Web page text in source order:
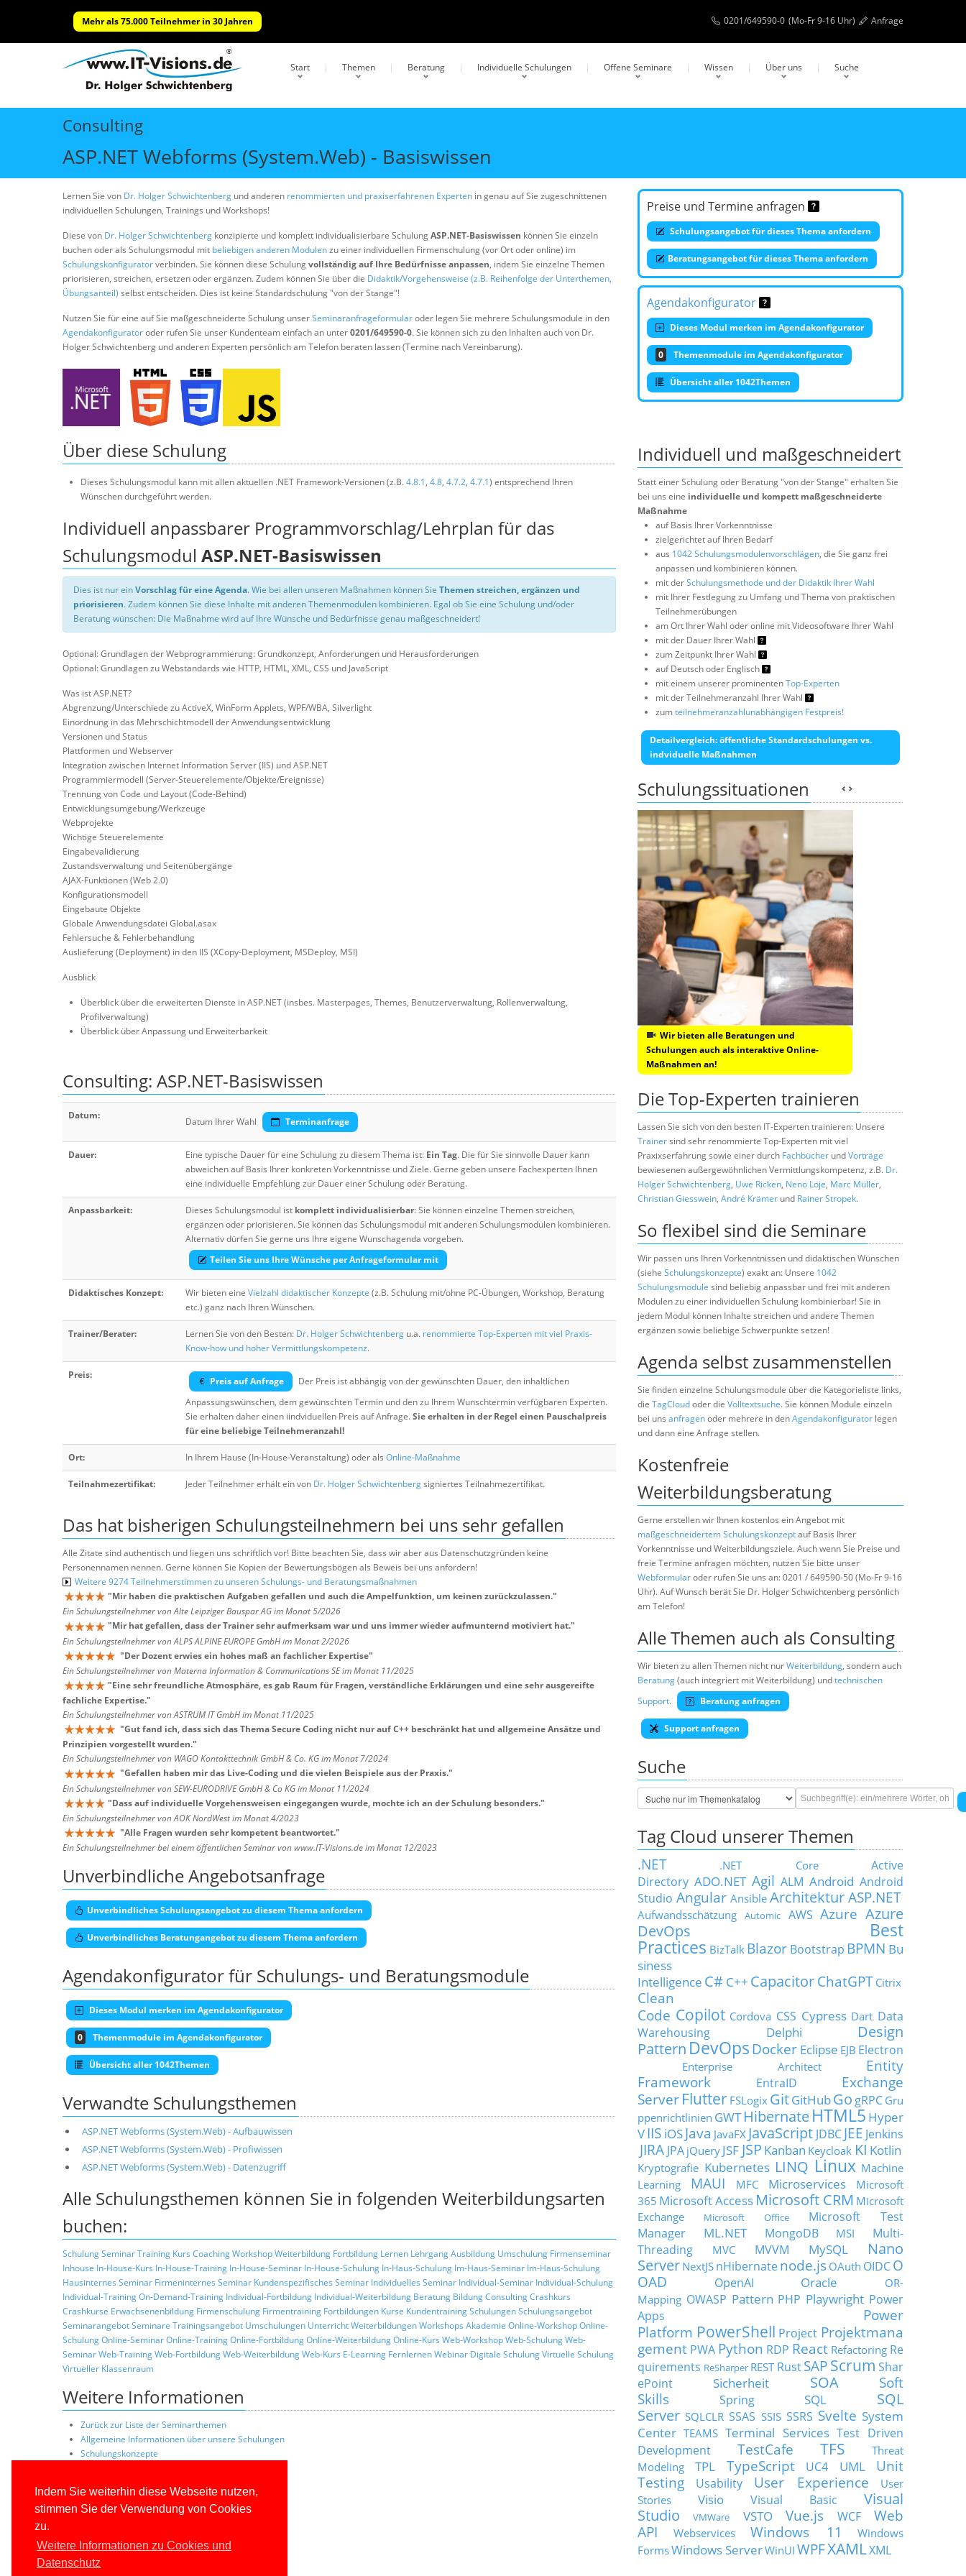
Indem Sie weiterhin diese Webseite nutzen,
stimmen Sie der Verwendung von Cookies
zu.
Weitere Informationen zu Cookies und
Datenschutz
Mehr als 75.000 Teilnehmer in 30 Jahren 0201/649590-0 (Mo-Fr 9-16 Uhr) Anfrage
Start Themen Beratung Individuelle Schulungen Offene Seminare Wissen Über uns Suche
Consulting
ASP.NET Webforms (System.Web) - Basiswissen
Lernen Sie von Dr. Holger Schwichtenberg und anderen renommierten und praxiserfahrenen Experten in genau auf Sie zugeschnittenen
individuellen Schulungen, Trainings und Workshops!
Diese von Dr. Holger Schwichtenberg konzipierte und komplett individualisierbare SchulungASP.NET-Basiswissen können Sie einzeln
buchen oder als Schulungsmodul mit beliebigen anderen Modulenzu einer individuellen Firmenschulung (vor Ort oder online) im
Schulungskonfiguratorverbinden. Sie können diese Schulungvollständig auf Ihre Bedürfnisse anpassen, indem Sie einzelne Themen
priorisieren, streichen, ersetzen oder ergänzen. Zudem können Sie über die Didaktik/Vorgehensweise (z.B. Reihenfolge der Unterthemen,
Übungsanteil) selbst entscheiden. Dies ist keine Standardschulung "von der Stange"!
Nutzen Sie für eine auf Sie maßgeschneiderte Schulung unserSeminaranfrageformularoder legen Sie mehrere Schulungsmodule in den
Agendakonfiguratoroder rufen Sie unser Kundenteam einfach an unter0201/649590-0. Sie können sich zu den Inhalten auch von Dr.
Holger Schwichtenberg und anderen Experten persönlich am Telefon beraten lassen (Termine nach Vereinbarung).
Preise und Termine anfragen
Schulungsangebot für dieses Thema anfordern
Beratungsangebot für dieses Thema anfordern
Agendakonfigurator
Dieses Modul merken im Agendakonfigurator
0 Themenmodule im Agendakonfigurator
Übersicht aller 1042Themen
Über diese Schulung
Dieses Schulungsmodul kann mit allen aktuellen .NET Framework-Versionen (z.B.4.8.1, 4.8, 4.7.2, 4.7.1) entsprechend Ihren
Wünschen durchgeführt werden.
Individuell anpassbarer Programmvorschlag/Lehrplan für das
Schulungsmodul ASP.NET-Basiswissen
Dies ist nur einVorschlag für eine Agenda. Wie bei allen unseren Maßnahmen können Sie Themen streichen, ergänzen und
priorisieren. Zudem können Sie diese Inhalte mit anderen Themenmodulen kombinieren. Egal ob Sie eine Schulung und/oder
Beratung wünschen: Die Maßnahme wird auf Ihre Wünsche und Bedürfnisse genau maßgeschneidert!
Optional: Grundlagen der Webprogrammierung: Grundkonzept, Anforderungen und Herausforderungen
Optional: Grundlagen zu Webstandards wie HTTP, HTML, XML, CSS und JavaScript
Was ist ASP.NET?
Abgrenzung/Unterschiede zu ActiveX, WinForm Applets, WPF/WBA, Silverlight
Einordnung in das Mehrschichtmodell der Anwendungsentwicklung
Versionen und Status
Plattformen und Webserver
Integration zwischen Internet Information Server (IIS) und ASP.NET
Programmiermodell (Server-Steuerelemente/Objekte/Ereignisse)
Trennung von Code und Layout (Code-Behind)
Entwicklungsumgebung/Werkzeuge
Webprojekte
Wichtige Steuerelemente
Eingabevalidierung
Zustandsverwaltung und Seitenübergänge
AJAX-Funktionen (Web 2.0)
Konfigurationsmodell
Eingebaute Objekte
Globale Anwendungsdatei Global.asax
Fehlersuche & Fehlerbehandlung
Auslieferung (Deployment) in den IIS (XCopy-Deployment, MSDeploy, MSI)
Ausblick
Überblick über die erweiterten Dienste in ASP.NET (insbes. Masterpages, Themes, Benutzerverwaltung, Rollenverwaltung,
Profilverwaltung)
Überblick über Anpassung und Erweiterbarkeit
Consulting: ASP.NET-Basiswissen
Datum:
Datum Ihrer Wahl Terminanfrage
Dauer: Eine typische Dauer für eine Schulung zu diesem Thema ist: Ein Tag. Die für Sie sinnvolle Dauer kann
abweichen auf Basis Ihrer konkreten Vorkenntnisse und Ziele. Gerne geben unsere Fachexperten Ihnen
eine individuelle Empfehlung zur Dauer einer Schulung oder Beratung.
Anpassbarkeit: Dieses Schulungsmodul ist komplett individualisierbar: Sie können einzelne Themen streichen,
ergänzen oder priorisieren. Sie können das Schulungsmodul mit anderen Schulungsmodulen kombinieren.
Alternativ dürfen Sie gerne uns Ihre eigene Wunschagenda vorgeben.
Teilen Sie uns Ihre Wünsche per Anfrageformular mit
Didaktisches Konzept: Wir bieten eine Vielzahl didaktischer Konzepte (z.B. Schulung mit/ohne PC-Übungen, Workshop, Beratung
etc.) ganz nach Ihren Wünschen.
Trainer/Berater: Lernen Sie von den Besten: Dr. Holger Schwichtenberg u.a. renommierte Top-Experten mit viel Praxis-
Know-how und hoher Vermittlungskompetenz.
Preis:
Preis auf Anfrage
Der Preis ist abhängig von der gewünschten Dauer, den inhaltlichen
Anpassungswünschen, dem gewünschten Termin und den zu Ihrem Wunschtermin verfügbaren Experten.
Sie erhalten daher einen iindviduellen Preis auf Anfrage.Sie erhalten in der Regel einen Pauschalpreis
für eine beliebige Teilnehmeranzahl!
Ort: In Ihrem Hause (In-House-Veranstaltung) oder als Online-Maßnahme
Teilnahmezertifikat: Jeder Teilnehmer erhält ein von Dr. Holger Schwichtenbergsigniertes Teilnahmezertifikat.
Das hat bisherigen Schulungsteilnehmern bei uns sehr gefallen
Alle Zitate sind authentisch und liegen uns schriftlich vor! Bitte beachten Sie, dass wir aber aus Datenschutzgründen keine
Personennamen nennen. Gerne können Sie Kopien der Bewertungsbögen als Beweis bei uns anfordern!
Weitere 9274 Teilnehmerstimmen zu unseren Schulungs- und Beratungsmaßnahmen
"Mir haben die praktischen Aufgaben gefallen und auch die Ampelfunktion, um keinen zurückzulassen."
Ein Schulungsteilnehmer von Alte Leipziger Bauspar AG im Monat 5/2026
"Mir hat gefallen, dass der Trainer sehr aufmerksam war und uns immer wieder aufmunternd motiviert hat."
Ein Schulungsteilnehmer von ALPS ALPINE EUROPE GmbH im Monat 2/2026
"Der Dozent erwies ein hohes maß an fachlicher Expertise"
Ein Schulungsteilnehmer von Materna Information & Communications SE im Monat 11/2025
"Eine sehr freundliche Atmosphäre, es gab Raum für Fragen, verständliche Erklärungen und eine sehr ausgereifte
fachliche Expertise."
Ein Schulungsteilnehmer von ASTRUM IT GmbH im Monat 11/2025
"Gut fand ich, dass sich das Thema Secure Coding nicht nur auf C++ beschränkt hat und allgemeine Ansätze und
Prinzipien vorgestellt wurden."
Ein Schulungsteilnehmer von WAGO Kontakttechnik GmbH & Co. KG im Monat 7/2024
"Gefallen haben mir das Live-Coding und die vielen Beispiele aus der Praxis."
Ein Schulungsteilnehmer von SEW-EURODRIVE GmbH & Co KG im Monat 11/2024
"Dass auf individuelle Vorgehensweisen eingegangen wurde, mochte ich an der Schulung besonders."
Ein Schulungsteilnehmer von AOK NordWest im Monat 4/2023
"Alle Fragen wurden sehr kompetent beantwortet."
Ein Schulungsteilnehmer bei einem öffentlichen Seminar von www.IT-Visions.de im Monat 12/2023
Unverbindliche Angebotsanfrage
Unverbindliches Schulungsangebot zu diesem Thema anfordern
Unverbindliches Beratungangebot zu diesem Thema anfordern
Agendakonfigurator für Schulungs- und Beratungsmodule
Dieses Modul merken im Agendakonfigurator
0 Themenmodule im Agendakonfigurator
Übersicht aller 1042Themen
Verwandte Schulungsthemen
ASP.NET Webforms (System.Web) - Aufbauwissen
ASP.NET Webforms (System.Web) - Profiwissen
ASP.NET Webforms (System.Web) - Datenzugriff
Alle Schulungsthemen können Sie in folgenden Weiterbildungsarten
buchen:
SchulungSeminarTraining Kurs CoachingWorkshopWeiterbildung Fortbildung Lernen LehrgangAusbildung Umschulung Firmenseminar
Inhouse In-House-Kurs In-House-Training In-House-Seminar In-House-Schulung In-Haus-Schulung Im-Haus-Seminar Im-Haus-Schulung
Hausinternes Seminar Firmeninternes Seminar Kundenspezifisches Seminar Individuelles Seminar Individual-Seminar Individual-Schulung
Individual-TrainingOn-Demand-Training Individual-Fortbildung Individual-Weiterbildung Beratung BildungConsultingCrashkurs
Crashkurse Erwachsenenbildung Firmenschulung Firmentraining Fortbildungen Kurse KundentrainingSchulungenSchulungsangebot
SeminarangebotSeminare Trainingsangebot Umschulungen UnterrichtWeiterbildungenWorkshops Akademie Online-WorkshopOnline-
SchulungOnline-SeminarOnline-TrainingOnline-FortbildungOnline-WeiterbildungOnline-Kurs Web-WorkshopWeb-SchulungWeb-
SeminarWeb-TrainingWeb-FortbildungWeb-WeiterbildungWeb-Kurs E-Learning FernlernenWebinar Digitale SchulungVirtuelle Schulung
Virtueller Klassenraum
Weitere Informationen
Zurück zur Liste der Seminarthemen
Allgemeine Informationen über unsere Schulungen
Schulungskonzepte
Referenzkunden
Individuell und maßgeschneidert
Statt einer Schulung oder Beratung "von der Stange" erhalten Sie
bei uns eine individuelle und kompett maßgeschneiderte
Maßnahme
auf Basis Ihrer Vorkenntnisse
zielgerichtet auf Ihren Bedarf
aus 1042 Schulungsmodulenvorschlägen, die Sie ganz frei
anpassen und kombinieren können.
mit derSchulungsmethode und der Didaktik Ihrer Wahl
mit Ihrer Festlegung zu Umfang und Thema von praktischen
Teilnehmerübungen
am Ort Ihrer Wahl oder online mit Videosoftware Ihrer Wahl
mit der Dauer Ihrer Wahl
zum Zeitpunkt Ihrer Wahl
auf Deutsch oder Englisch
mit einem unserer prominentenTop-Experten
mit der Teilnehmeranzahl Ihrer Wahl
zumteilnehmeranzahlunabhängigen Festpreis!
Detailvergleich: öffentliche Standardschulungen vs.
indviduelle Maßnahmen
Schulungssituationen
Wir bieten alle Beratungen und
Schulungen auch als interaktive Online-
Maßnahmen an!
Die Top-Experten trainieren
Lassen Sie sich von den besten IT-Experten trainieren: Unsere
Trainersind sehr renommierte Top-Experten mit viel
Praxixserfahrung sowie einer durch Fachbücher undVorträge
bewiesenen außergewöhnlichen Vermittlungskompetenz, z.B. Dr.
Holger Schwichtenberg, Uwe Ricken, Neno Loje, Marc Müller,
Christian Giesswein, André Krämer und Rainer Stropek.
So flexibel sind die Seminare
Wir passen uns Ihren Vorkenntnissen und didaktischen Wünschen
(siehe Schulungskonzepte) exakt an: Unsere 1042
Schulungsmodule sind beliebig anpassbar und frei mit anderen
Modulen zu einer individuellen Schulung kombinierbar! Sie in
jedem Modul können Inhalte streichen und andere Themen
ergänzen sowie beliebige Schwerpunkte setzen!
Agenda selbst zusammenstellen
Sie finden einzelne Schulungsmodule über die Kategorieliste links,
die TagCloudoder die Volltextsuche. Sie können Module einzeln
bei uns anfragenoder mehrere in denAgendakonfigurator legen
und dann eine Anfrage stellen.
Kostenfreie
Weiterbildungsberatung
Gerne erstellen wir Ihnen kostenlos ein Angebot mit
maßgeschneidertem Schulungskonzeptauf Basis Ihrer
Vorkenntnisse und Weiterbildungsziele. Auch wenn Sie Preise und
freie Termine anfragen möchten, nutzen Sie bitte unser
Webformularoder rufen Sie uns an: 0201 / 649590-50 (Mo-Fr 9-16
Uhr). Auf Wunsch berät Sie Dr. Holger Schwichtenberg persönlich
am Telefon!
Alle Themen auch als Consulting
Wir bieten zu allen Themen nicht nurWeiterbildung, sondern auch
Beratung(auch integriert mit Weiterbildung) undtechnischen
Support. Beratung anfragen
Support anfragen
Suche
Tag Cloud unserer Themen
.NET .NET Core
Active
Directory ADO.NET Agil ALM Android Android
Studio Angular Ansible Architektur ASP.NET
Aufwandsschätzung Automic AWS Azure Azure
DevOps
Best
Practices BizTalk Blazor Bootstrap BPMN Bu
siness
Intelligence C# C++ Capacitor ChatGPT Citrix
Clean
Code Copilot Cordova CSS Cypress Dart Data
Warehousing
Delphi
Design
Pattern DevOps Docker Eclipse EJB Electron
Enterprise Architect
Entity
Framework
EntraID
Exchange
Server Flutter FSLogix GitGitHubGo gRPC Gru
ppenrichtlinien GWT HibernateHTML5 Hyper
VIIS iOSJava JavaFX JavaScript JDBC JEE Jenkins
JIRA JPA jQuery JSF JSP Kanban Keycloak KI Kotlin
Kryptografie Kubernetes LINQ Linux Machine
Learning
MAUI MFC Microservices
Microsoft
365 Microsoft Access Microsoft CRM Microsoft
Exchange
Microsoft Office
Microsoft Test
Manager
ML.NET MongoDB MSI
Multi-
Threading
MVC MVVM MySQL
Nano
Server NextJS nHibernatenode.js OAuth OIDCO
OAD
OpenAI Oracle
OR-
Mapping OWASP Pattern PHP Playwright Power
Apps
Power
Platform PowerShell Project Projektmana
gement PWA Python RDP React Refactoring Re
quirements ReSharper REST Rust SAP Scrum Shar
ePoint
Sicherheit SOA
Soft
Skills
Spring SQL
SQL
Server SQLCLR SSAS SSIS SSRS Svelte System
Center TEAMS Terminal Services Test Driven
Development
TestCafe TFS
Threat
Modeling
TPL TypeScript UC4 UML
Unit
Testing
Usability User Experience
User
Stories
Visio Visual Basic
Visual
Studio
VMWare VSTO Vue.js WCF
Web
API
Webservices Windows 11
Windows
FormsWindows ServerWinUI WPFXAMLXML